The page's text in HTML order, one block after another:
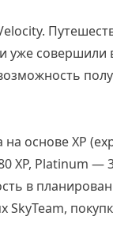
уже совершили
на основе XP
XP, Platinum —
в
SkyTeam,